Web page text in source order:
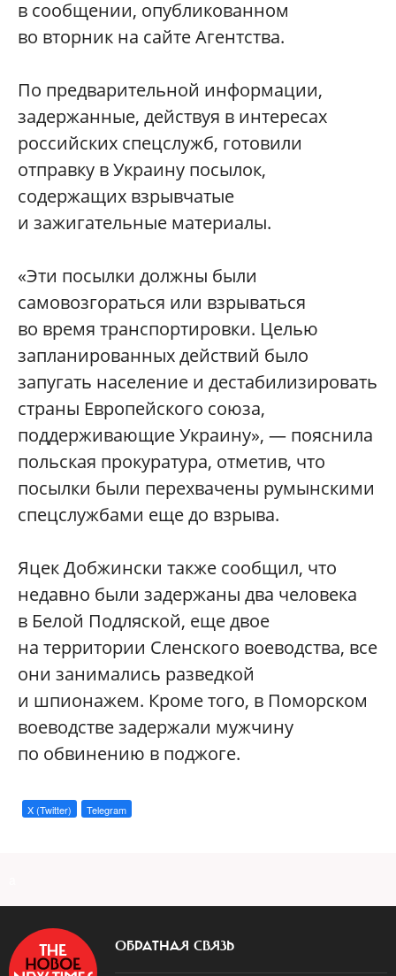
в сообщении, опубликованном
во вторник на сайте Агентства.
По предварительной информации,
задержанные, действуя в интересах
российских спецслужб, готовили
отправку в Украину посылок,
содержащих взрывчатые
и зажигательные материалы.
«Эти посылки должны были
самовозгораться или взрываться
во время транспортировки. Целью
запланированных действий было
запугать население и дестабилизировать
страны Европейского союза,
поддерживающие Украину», — пояснила
польская прокуратура, отметив, что
посылки были перехвачены румынскими
спецслужбами еще до взрыва.
Яцек Добжински также сообщил, что
недавно были задержаны два человека
в Белой Подляской, еще двое
на территории Сленского воеводства, все
они занимались разведкой
и шпионажем. Кроме того, в Поморском
воеводстве задержали мужчину
по обвинению в поджоге.
X (Twitter) Telegram
ОБРАТНАЯ СВЯЗЬ